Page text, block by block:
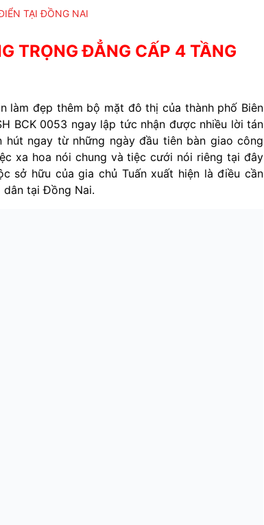
TẠI ĐỒNG NAI
TRỌNG ĐẲNG CẤP 4 TẦNG
làm đẹp thêm bộ mặt đô thị của thành phố Biên
BCK 0053 ngay lập tức nhận được nhiều lời tán
ngay từ những ngày đầu tiên bàn giao công
xa hoa nói chung và tiệc cưới nói riêng tại đây
sở hữu của gia chủ Tuấn xuất hiện là điều cần
tại Đồng Nai.